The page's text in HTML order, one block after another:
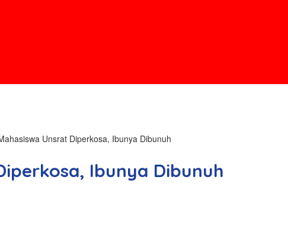
Unsrat Diperkosa, Ibunya Dibunuh
Ibunya Dibunuh